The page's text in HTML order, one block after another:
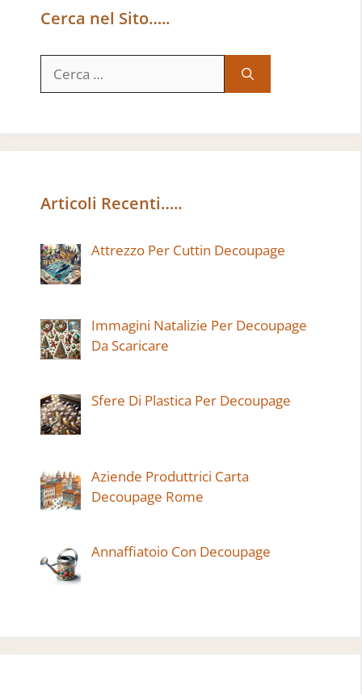
Cerca nel Sito…..
per:
Articoli Recenti…..
Attrezzo Per Cuttin Decoupage
Immagini Natalizie Per Decoupage
Da Scaricare
Sfere Di Plastica Per Decoupage
Aziende Produttrici Carta
Decoupage Rome
Annaffiatoio Con Decoupage